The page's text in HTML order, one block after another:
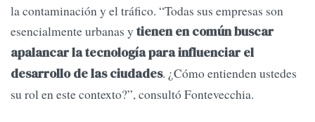
la contaminación y el tráfico. “Todas sus empresas son
esencialmente urbanas y tienen en común buscar
apalancar la tecnología para influenciar el
desarrollo de las ciudades. ¿Cómo entienden ustedes
su rol en este contexto?”, consultó Fontevecchia.